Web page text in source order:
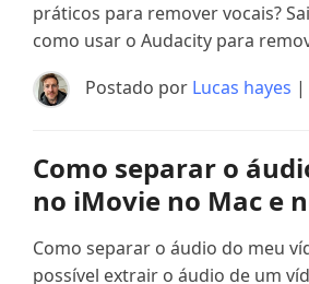
práticos para remover vocais?
como usar o Audacity para
Postado por Lucas hayes |
Como separar o
no iMovie no Mac e
Como separar o áudio do meu
possível extrair o áudio de um